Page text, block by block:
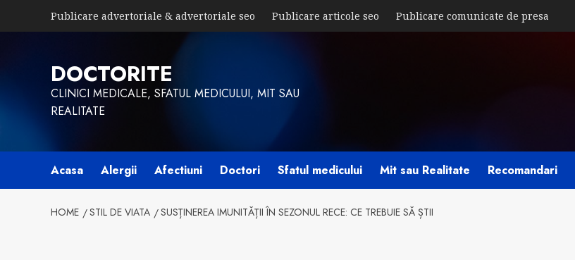
Publicare advertoriale & advertoriale seo Publicare articole seo Publicare comunicate de presa
DOCTORITE
CLINICI MEDICALE, SFATUL MEDICULUI, MIT SAU
REALITATE
Acasa Alergii Afectiuni Doctori Sfatul medicului Mit sau Realitate Recomandari
HOME STIL DE VIATA SUSȚINEREA IMUNITĂȚII ÎN SEZONUL RECE: CE TREBUIE SĂ ȘTII